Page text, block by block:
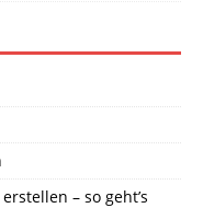
– so geht’s